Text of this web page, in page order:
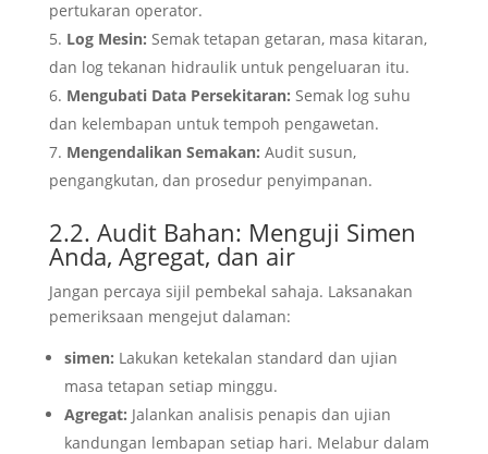
pertukaran operator.
Log Mesin: Semak tetapan getaran, masa kitaran,
dan log tekanan hidraulik untuk pengeluaran itu.
Mengubati Data Persekitaran: Semak log suhu
dan kelembapan untuk tempoh pengawetan.
Mengendalikan Semakan: Audit susun,
pengangkutan, dan prosedur penyimpanan.
2.2. Audit Bahan: Menguji Simen
Anda, Agregat, dan air
Jangan percaya sijil pembekal sahaja. Laksanakan
pemeriksaan mengejut dalaman:
simen: Lakukan ketekalan standard dan ujian
masa tetapan setiap minggu.
Agregat: Jalankan analisis penapis dan ujian
kandungan lembapan setiap hari. Melabur dalam